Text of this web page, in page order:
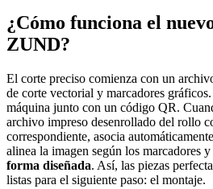
¿Cómo funciona el
ZUND?
El corte preciso comienza con un
de corte vectorial y marcadores
máquina junto con un código QR.
archivo impreso desenrollado del rollo
correspondiente, asocia
alinea la imagen según los marcadores y
forma diseñada. Así, las piezas
listas para el siguiente paso: el montaje.